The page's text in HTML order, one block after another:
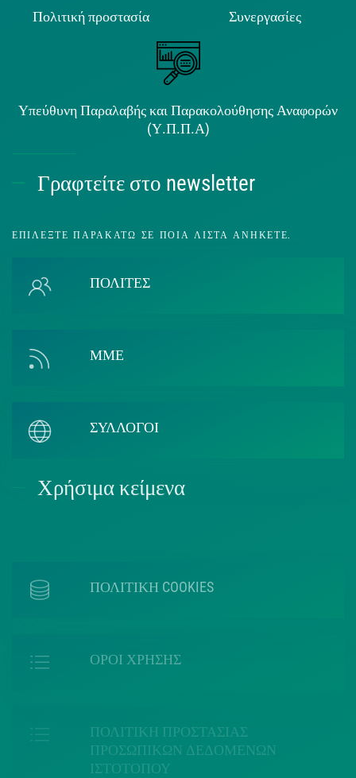
Πολιτική προστασία Συνεργασίες
Υπεύθυνη Παραλαβής και Παρακολούθησης Αναφορών
(Υ.Π.Π.Α)
Γραφτείτε στο newsletter
ΕΠΙΛΈΞΤΕ ΠΑΡΑΚΆΤΩ ΣΕ ΠΟΙΑ ΛΊΣΤΑ ΑΝΉΚΕΤΕ.
ΠΟΛΙΤΕΣ
ΜΜΕ
ΣΥΛΛΟΓΟΙ
Χρήσιμα κείμενα
ΠΟΛΙΤΙΚΗ COOKIES
ΟΡΟΙ ΧΡΗΣΗΣ
ΠΟΛΙΤΙΚΗ ΠΡΟΣΤΑΣΙΑΣ
ΠΡΟΣΩΠΙΚΩΝ ΔΕΔΟΜΕΝΩΝ
ΙΣΤΟΤΟΠΟΥ